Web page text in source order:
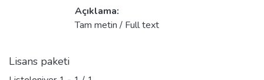
Açıklama:
Tam metin / Full text
Lisans paketi